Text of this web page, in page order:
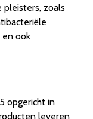
pleisters, zoals
en ook
opgericht in
leveren